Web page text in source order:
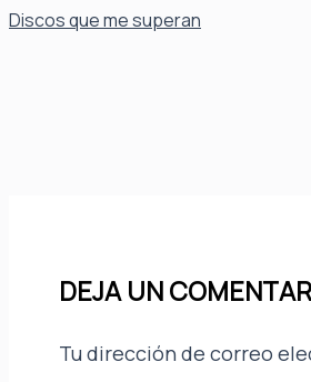
Discos que me superan
DEJA UN
Tu dirección de correo